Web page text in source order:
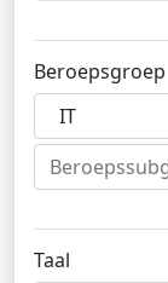
Beroepsgroep
IT
Taal